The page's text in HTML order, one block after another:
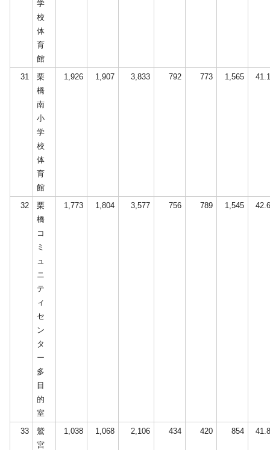
学
校
体
育
館
31
栗
橋
南
小
学
校
体
育
館
1,926 1,907 3,833 792 773 1,565
32
栗
橋
コ
ミ
ュ
ニ
テ
ィ
セ
ン
タ
ー
多
目
的
室
1,773 1,804 3,577 756 789 1,545
33
鷲
宮
1,038 1,068 2,106 434 420 854